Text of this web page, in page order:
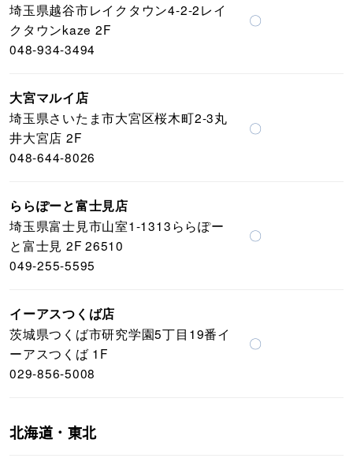
埼玉県越谷市レイクタウン4-2-2レイ
クタウンkaze 2F
048-934-3494
〇
大宮マルイ店
埼玉県さいたま市大宮区桜木町2-3丸
井大宮店 2F
048-644-8026
〇
ららぽーと富士見店
埼玉県富士見市山室1-1313ららぽー
と富士見 2F 26510
049-255-5595
〇
イーアスつくば店
茨城県つくば市研究学園5丁目19番イ
ーアスつくば 1F
029-856-5008
〇
北海道・東北